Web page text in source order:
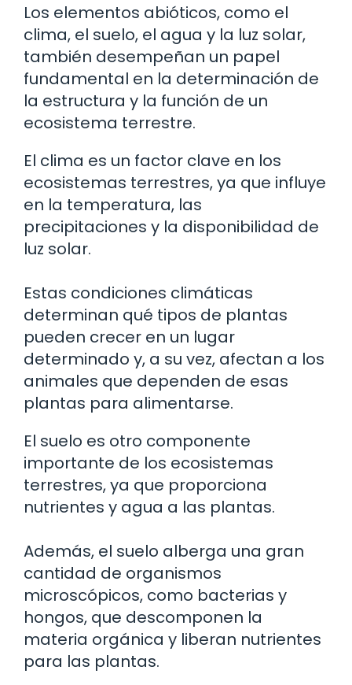
Los elementos abióticos, como el
clima, el suelo, el agua y la luz solar,
también desempeñan un papel
fundamental en la determinación de
la estructura y la función de un
ecosistema terrestre.
El clima es un factor clave en los
ecosistemas terrestres, ya que influye
en la temperatura, las
precipitaciones y la disponibilidad de
luz solar.
Estas condiciones climáticas
determinan qué tipos de plantas
pueden crecer en un lugar
determinado y, a su vez, afectan a los
animales que dependen de esas
plantas para alimentarse.
El suelo es otro componente
importante de los ecosistemas
terrestres, ya que proporciona
nutrientes y agua a las plantas.
Además, el suelo alberga una gran
cantidad de organismos
microscópicos, como bacterias y
hongos, que descomponen la
materia orgánica y liberan nutrientes
para las plantas.